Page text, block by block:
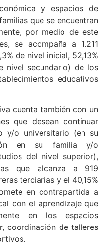
y espacios de
que se encuentran
por medio de este
se acompaña a 1.211
de nivel inicial, 52,13%
nivel secundario) de los
educativos
cuenta también con un
que desean continuar
y/o universitario (en su
en su familia y/o
del nivel superior),
que alcanza a 919
terciarias y el 40,15%
en contrapartida a
con el aprendizaje que
en los espacios
coordinación de talleres